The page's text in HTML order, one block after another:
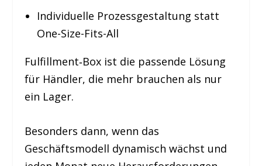
Individuelle Prozessgestaltung statt
One-Size-Fits-All
Fulfillment‑Box ist die passende Lösung
für Händler, die mehr brauchen als nur
ein Lager.
Besonders dann, wenn das
Geschäftsmodell dynamisch wächst und